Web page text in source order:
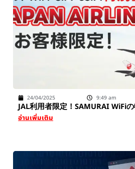
24/04/2025 9:49 am
JAL利用者限定！SAMURAI WiFi
อ่านเพิ่มเติม